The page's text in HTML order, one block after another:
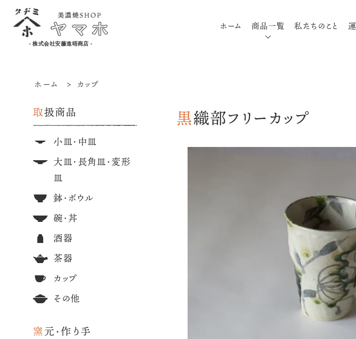
- 株式会社安藤進晤商店 -
ホーム 商品一覧 私たちのこと
ホーム > カップ
取扱商品
小皿・中皿
大皿・長角皿・変形
皿
鉢・ボウル
碗・丼
酒器
茶器
カップ
その他
窯元・作り手
黒織部フリーカップ